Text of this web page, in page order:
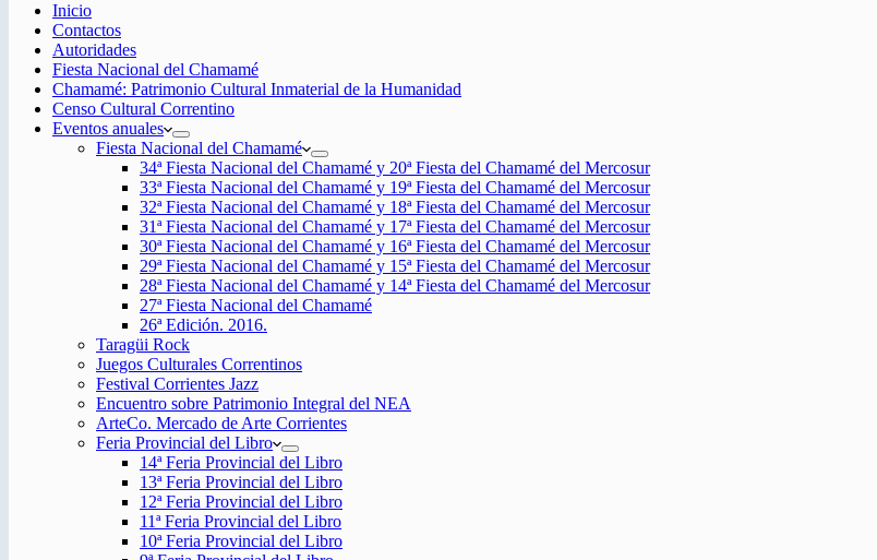
Inicio
Contactos
Autoridades
Fiesta Nacional del Chamamé
Chamamé: Patrimonio Cultural Inmaterial de la Humanidad
Censo Cultural Correntino
Eventos anuales
Fiesta Nacional del Chamamé
34ª Fiesta Nacional del Chamamé y 20ª Fiesta del Chamamé del Mercosur
33ª Fiesta Nacional del Chamamé y 19ª Fiesta del Chamamé del Mercosur
32ª Fiesta Nacional del Chamamé y 18ª Fiesta del Chamamé del Mercosur
31ª Fiesta Nacional del Chamamé y 17ª Fiesta del Chamamé del Mercosur
30ª Fiesta Nacional del Chamamé y 16ª Fiesta del Chamamé del Mercosur
29ª Fiesta Nacional del Chamamé y 15ª Fiesta del Chamamé del Mercosur
28ª Fiesta Nacional del Chamamé y 14ª Fiesta del Chamamé del Mercosur
27ª Fiesta Nacional del Chamamé
26ª Edición. 2016.
Taragüi Rock
Juegos Culturales Correntinos
Festival Corrientes Jazz
Encuentro sobre Patrimonio Integral del NEA
ArteCo. Mercado de Arte Corrientes
Feria Provincial del Libro
14ª Feria Provincial del Libro
13ª Feria Provincial del Libro
12ª Feria Provincial del Libro
11ª Feria Provincial del Libro
10ª Feria Provincial del Libro